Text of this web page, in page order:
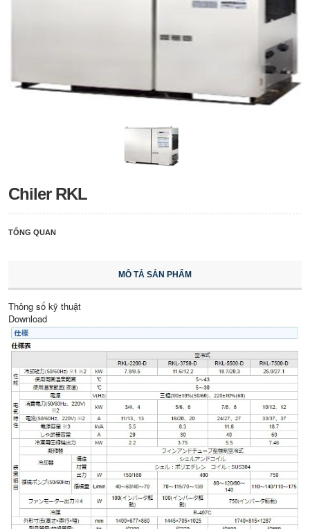
Chiler RKL
TỔNG QUAN
MÔ TẢ SẢN PHẨM
Thông số kỹ thuật
Download